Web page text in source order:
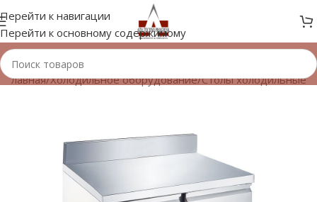
Перейти к навигации
Перейти к основному содержимому
Главная/Холодильное оборудование/Столы холодильные